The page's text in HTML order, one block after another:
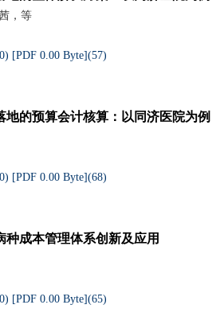
，等
0) [PDF 0.00 Byte](57)
地的预算会计核算：以同济医院为例
0) [PDF 0.00 Byte](68)
种成本管理体系创新及应用
0) [PDF 0.00 Byte](65)